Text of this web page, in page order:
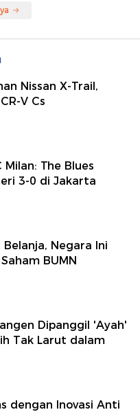
Nissan X-Trail,
V Cs
Milan: The Blues
3-0 di Jakarta
Negara Ini
BUMN
Dipanggil 'Ayah'
Tak Larut dalam
dengan Inovasi Anti